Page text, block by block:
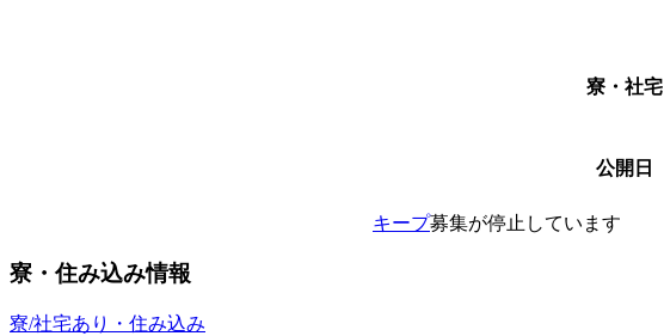
寮・社宅
公開日
キープ募集が停止しています
寮・住み込み情報
寮/社宅あり・住み込み